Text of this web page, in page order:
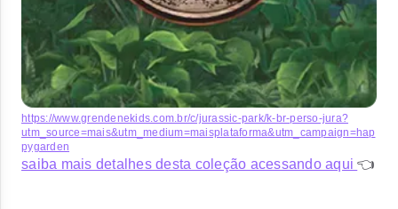
https://www.grendenekids.com.br/c/jurassic-park/k-br-perso-jura?
utm_source=mais&utm_medium=maisplataforma&utm_campaign=hap
pygarden
saiba mais detalhes desta coleção acessando aqui👈